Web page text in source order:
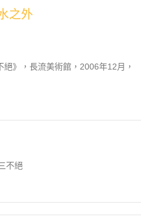
之外
》，長流美術館，2006年12月，
不絕